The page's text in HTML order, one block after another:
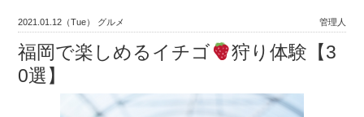
2021.01.12（Tue） グルメ 管理人
福岡で楽しめるイチゴ
狩り体験【3
0選】